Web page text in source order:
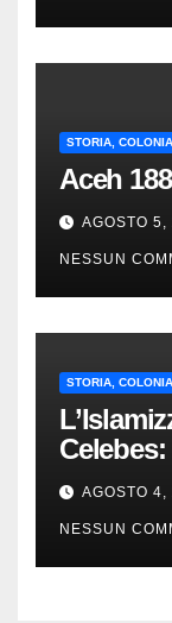
STORIA,
Aceh
AGOSTO 5,
NESSUN
STORIA,
1840.
AGOSTO 4,
NESSUN